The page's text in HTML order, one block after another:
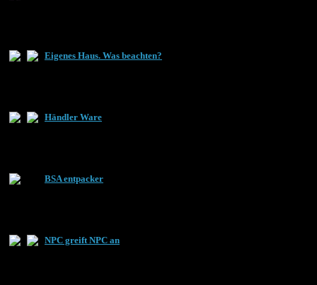
Eigenes Haus. Was beachten?
Händler Ware
BSA entpacker
NPC greift NPC an